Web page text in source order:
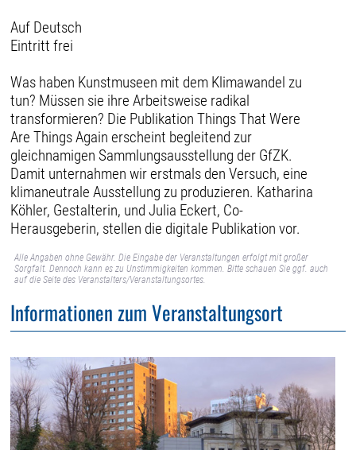
Auf Deutsch
Eintritt frei
Was haben Kunstmuseen mit dem Klimawandel zu
tun? Müssen sie ihre Arbeitsweise radikal
transformieren? Die Publikation Things That Were
Are Things Again erscheint begleitend zur
gleichnamigen Sammlungsausstellung der GfZK.
Damit unternahmen wir erstmals den Versuch, eine
klimaneutrale Ausstellung zu produzieren. Katharina
Köhler, Gestalterin, und Julia Eckert, Co-
Herausgeberin, stellen die digitale Publikation vor.
Alle Angaben ohne Gewähr. Die Eingabe der Veranstaltungen erfolgt mit großer
Sorgfalt. Dennoch kann es zu Unstimmigkeiten kommen. Bitte schauen Sie ggf. auch
auf die Seite des Veranstalters/Veranstaltungsortes.
Informationen zum Veranstaltungsort